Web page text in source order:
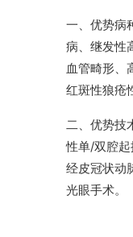
一、优势病
病、继发性
血管畸形、
红斑性狼疮
二、优势技
性单/双腔
经皮冠状动
光眼手术。